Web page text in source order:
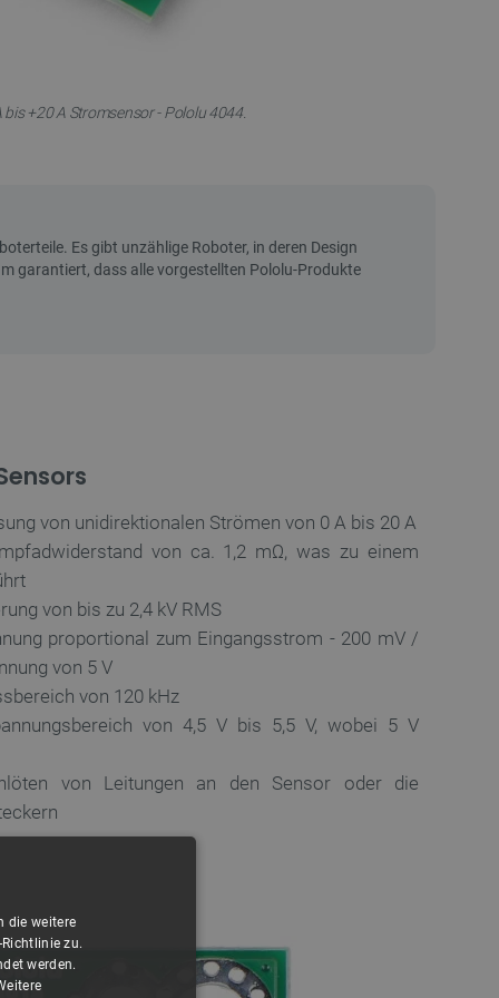
bis +20 A Stromsensor - Pololu 4044.
von unidirektionalen Strömen von 0 A bis 20 A
von ca. 1,2 mΩ, was zu einem
von bis zu 2,4 kV RMS
proportional zum Eingangsstrom - 200 mV /
von 5 V
von 120 kHz
von 4,5 V bis 5,5 V, wobei 5 V
von Leitungen an den Sensor oder die
die weitere
zu.
werden.